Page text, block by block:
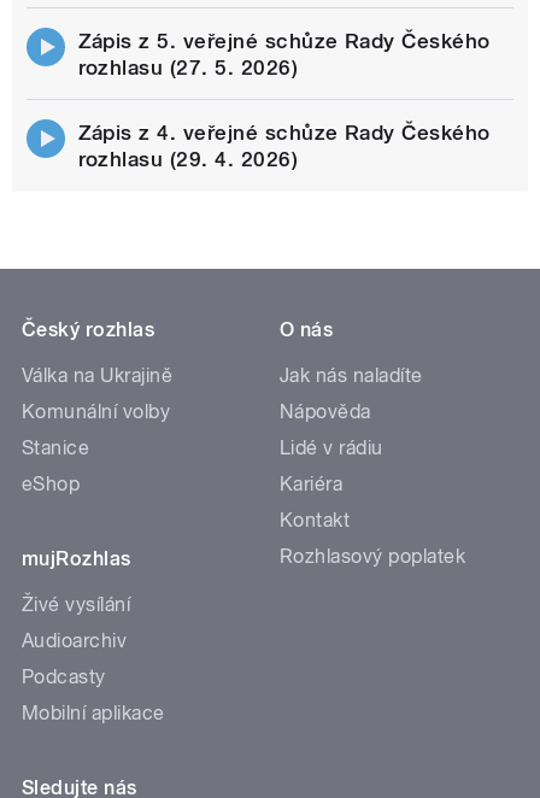
Zápis z 5. veřejné schůze Rady Českého
rozhlasu (27. 5. 2026)
Zápis z 4. veřejné schůze Rady Českého
rozhlasu (29. 4. 2026)
Český rozhlas
Válka na Ukrajině
Komunální volby
Stanice
eShop
mujRozhlas
Živé vysílání
Audioarchiv
Podcasty
Mobilní aplikace
O nás
Jak nás naladíte
Nápověda
Lidé v rádiu
Kariéra
Kontakt
Rozhlasový poplatek
Sledujte nás